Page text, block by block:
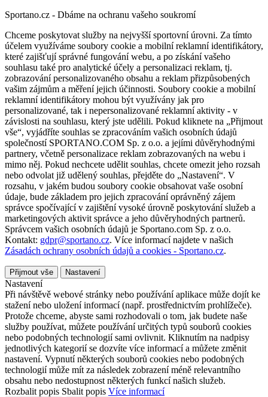
Sportano.cz - Dbáme na ochranu vašeho soukromí
Chceme poskytovat služby na nejvyšší sportovní úrovni. Za tímto
účelem využíváme soubory cookie a mobilní reklamní identifikátory,
které zajišťují správné fungování webu, a po získání vašeho
souhlasu také pro analytické účely a personalizaci reklam, tj.
zobrazování personalizovaného obsahu a reklam přizpůsobených
vašim zájmům a měření jejich účinnosti. Soubory cookie a mobilní
reklamní identifikátory mohou být využívány jak pro
personalizované, tak i nepersonalizované reklamní aktivity - v
závislosti na souhlasu, který jste udělili. Pokud kliknete na „Přijmout
vše“, vyjádříte souhlas se zpracováním vašich osobních údajů
společností SPORTANO.COM Sp. z o.o. a jejími důvěryhodnými
partnery, včetně personalizace reklam zobrazovaných na webu i
mimo něj. Pokud nechcete udělit souhlas, chcete omezit jeho rozsah
nebo odvolat již udělený souhlas, přejděte do „Nastavení“. V
rozsahu, v jakém budou soubory cookie obsahovat vaše osobní
údaje, bude základem pro jejich zpracování oprávněný zájem
správce spočívající v zajištění vysoké úrovně poskytování služeb a
marketingových aktivit správce a jeho důvěryhodných partnerů.
Správcem vašich osobních údajů je Sportano.com Sp. z o.o.
Kontakt: gdpr@sportano.cz. Více informací najdete v našich
Zásadách ochrany osobních údajů a cookies - Sportano.cz.
Přijmout vše Nastavení
Nastavení
Při návštěvě webové stránky nebo používání aplikace může dojít ke
stažení nebo uložení informací (např. prostřednictvím prohlížeče).
Protože chceme, abyste sami rozhodovali o tom, jak budete naše
služby používat, můžete používání určitých typů souborů cookies
nebo podobných technologií sami ovlivnit. Kliknutím na nadpisy
jednotlivých kategorií se dozvíte více informací a můžete změnit
nastavení. Vypnutí některých souborů cookies nebo podobných
technologií může mít za následek zobrazení méně relevantního
obsahu nebo nedostupnost některých funkcí našich služeb.
Rozbalit popis Sbalit popis Více informací